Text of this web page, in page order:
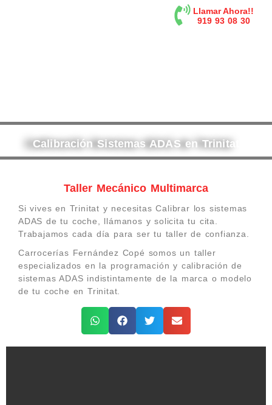
Llamar Ahora!!
919 93 08 30
Calibración Sistemas ADAS en Trinitat
Taller Mecánico Multimarca
Si vives en Trinitat y necesitas Calibrar los sistemas
ADAS de tu coche, llámanos y solicita tu cita.
Trabajamos cada día para ser tu taller de confianza.
Carrocerías Fernández Copé somos un taller
especializados en la programación y calibración de
sistemas ADAS indistintamente de la marca o modelo
de tu coche en Trinitat.